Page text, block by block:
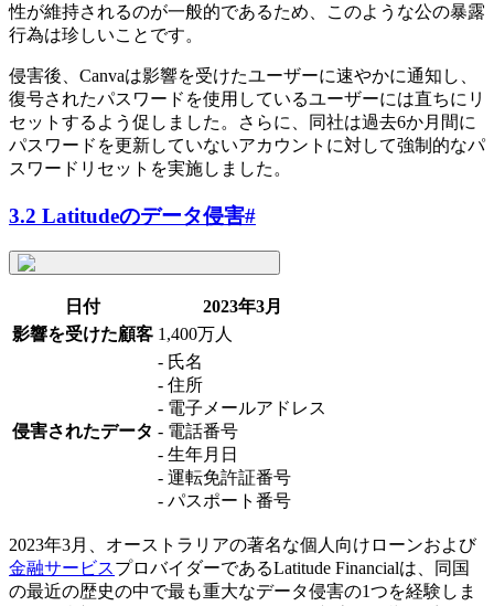
性が維持されるのが一般的であるため、このような公の暴露
行為は珍しいことです。
侵害後、Canvaは影響を受けたユーザーに速やかに通知し、
復号されたパスワードを使用しているユーザーには直ちにリ
セットするよう促しました。さらに、同社は過去6か月間に
パスワードを更新していないアカウントに対して強制的なパ
スワードリセットを実施しました。
3.2 Latitudeのデータ侵害#
日付
2023年3月
影響を受けた顧客 1,400万人
侵害されたデータ
- 氏名
- 住所
- 電子メールアドレス
- 電話番号
- 生年月日
- 運転免許証番号
- パスポート番号
2023年3月、オーストラリアの著名な個人向けローンおよび
金融サービスプロバイダーであるLatitude Financialは、同国
の最近の歴史の中で最も重大なデータ侵害の1つを経験しま